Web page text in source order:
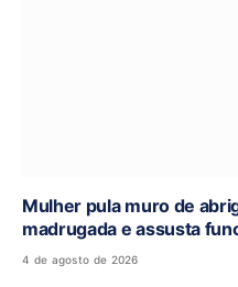
Mulher pula muro de
madrugada e assusta
4 de agosto de 2026